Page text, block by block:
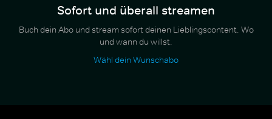
Sofort und überall streamen
Buch dein Abo und stream sofort deinen Lieblingscontent. Wo
und wann du willst.
Wähl dein Wunschabo